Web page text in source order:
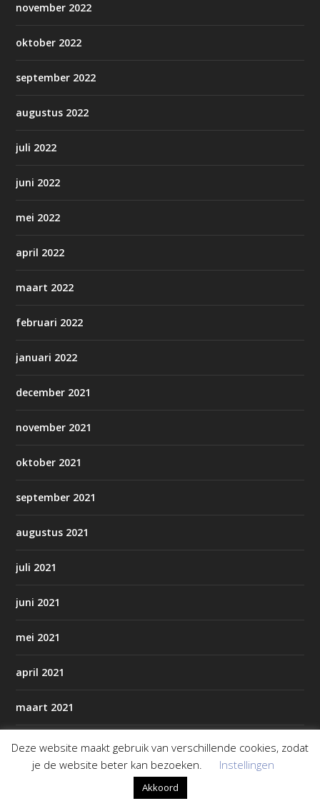
november 2022
oktober 2022
september 2022
augustus 2022
juli 2022
juni 2022
mei 2022
april 2022
maart 2022
februari 2022
januari 2022
december 2021
november 2021
oktober 2021
september 2021
augustus 2021
juli 2021
juni 2021
mei 2021
april 2021
maart 2021
februari 2021
Deze website maakt gebruik van verschillende cookies, zodat
je de website beter kan bezoeken.
Instellingen
Akkoord